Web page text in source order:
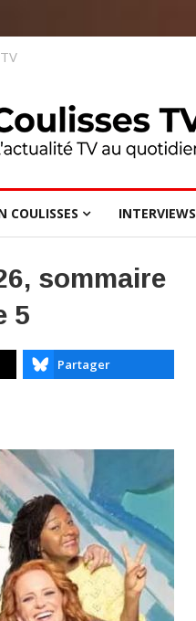
COULISSES INTERVIEWS
sommaire
5
Partager